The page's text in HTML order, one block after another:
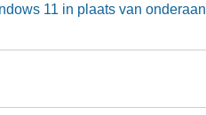
11 in plaats van onderaan